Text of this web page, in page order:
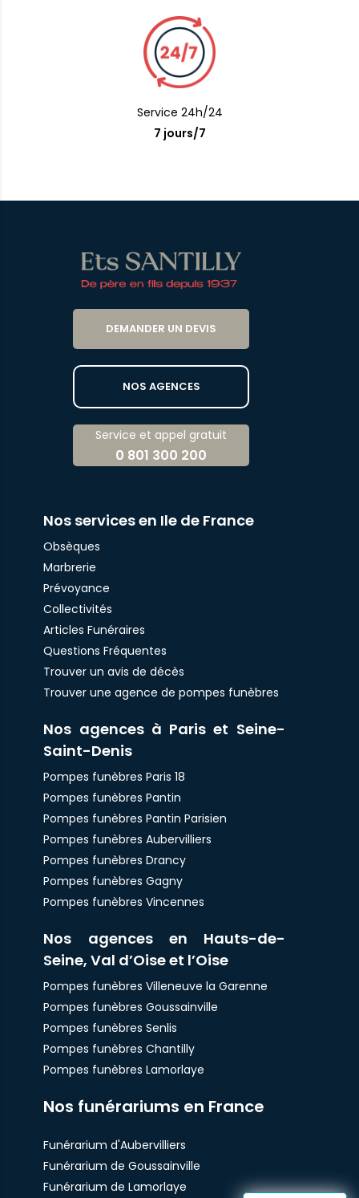
Service 24h/24
7 jours/7
DEMANDER UN DEVIS
NOS AGENCES
Service et appel gratuit
0 801 300 200
Nos services en Ile de France
Obsèques
Marbrerie
Prévoyance
Collectivités
Articles Funéraires
Questions Fréquentes
Trouver un avis de décès
Trouver une agence de pompes funèbres
Nos agences à Paris et Seine-
Saint-Denis
Pompes funèbres Paris 18
Pompes funèbres Pantin
Pompes funèbres Pantin Parisien
Pompes funèbres Aubervilliers
Pompes funèbres Drancy
Pompes funèbres Gagny
Pompes funèbres Vincennes
Nos agences en Hauts-de-
Seine, Val d’Oise et l’Oise
Pompes funèbres Villeneuve la Garenne
Pompes funèbres Goussainville
Pompes funèbres Senlis
Pompes funèbres Chantilly
Pompes funèbres Lamorlaye
Nos funérariums en France
Funérarium d'Aubervilliers
Funérarium de Goussainville
Funérarium de Lamorlaye